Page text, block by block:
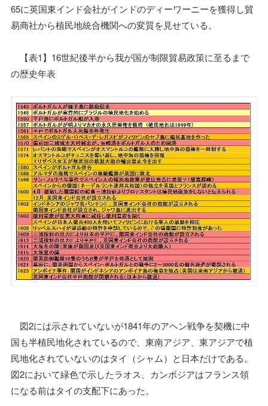
65に英国東インド会社がインドのディーワーニーを獲得し貿
易商社から植民地統合機関への変質を見せている。
【表1】16世紀後半から我が国が制限貿易政策に至るまで
の歴史年表
図2には示されていないが1841年のアヘン戦争を契機に中
国も半植民地化されているので、東南アジア、東アジアで植
民地化されていないのはタイ（シャム）と日本だけである。
図2において緑色で示したラオス、カンボジアはフランス領
になる前はタイの支配下にあった。